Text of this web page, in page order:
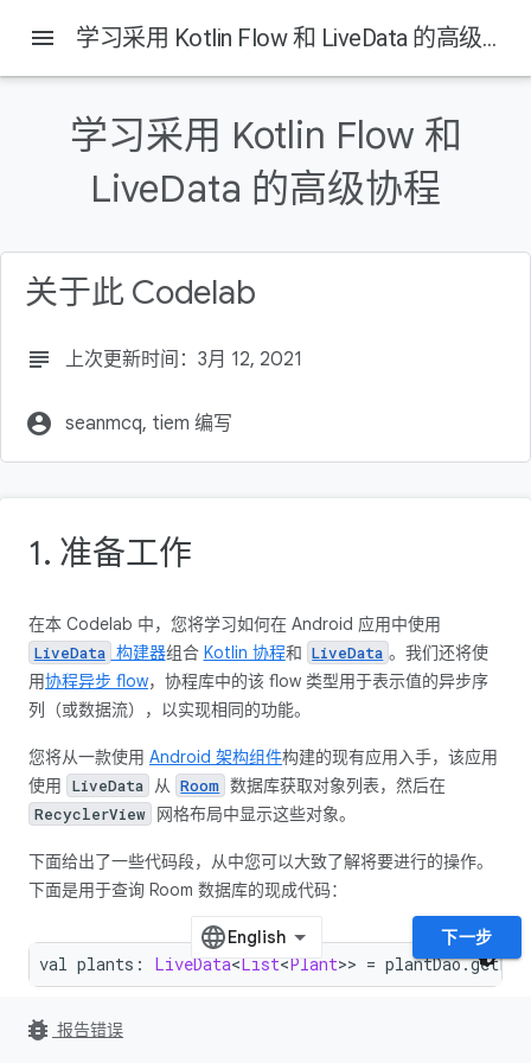
menu 学习采用 Kotlin Flow 和 LiveData 的高级协程
学习采用 Kotlin Flow 和
LiveData 的高级协程
关于此 Codelab
subject 上次更新时间：3月 12, 2021
account_circle seanmcq, tiem 编写
1. 准备工作
在本 Codelab 中，您将学习如何在 Android 应用中使用
LiveData 构建器组合 Kotlin 协程和 LiveData 。我们还将使
用协程异步 flow，协程库中的该 flow 类型用于表示值的异步序
列（或数据流），以实现相同的功能。
您将从一款使用 Android 架构组件构建的现有应用入手，该应用
使用
LiveData 从 Room 数据库获取对象列表，然后在
RecyclerView 网格布局中显示这些对象。
下面给出了一些代码段，从中您可以大致了解将要进行的操作。
下面是用于查询 Room 数据库的现成代码：
val plants : LiveData<List<Plant>> = plantDao.
系统将结合使用
下一步
bug_report 报告错误